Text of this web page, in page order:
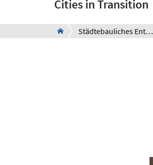
Cities in Transition
Städtebauliches Entwerfen